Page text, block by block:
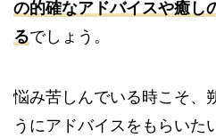
の的確なアドバイスや癒し
るでしょう。
悩み苦しんでいる時こそ、
うにアドバイスをもらいた